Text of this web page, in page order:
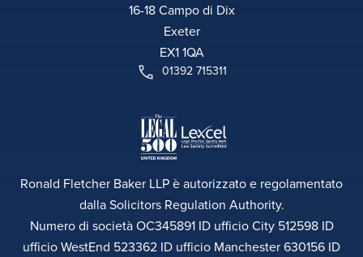
16-18 Campo di Dix
Exeter
EX1 1QA
01392 715311
Ronald Fletcher Baker LLP è autorizzato e regolamentato
dalla Solicitors Regulation Authority.
Numero di società OC345891 ID ufficio City 512598 ID
ufficio WestEnd 523362 ID ufficio Manchester 630156 ID